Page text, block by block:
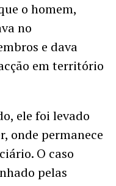
o homem,
no
e dava
em território
ele foi levado
onde permanece
O caso
pelas